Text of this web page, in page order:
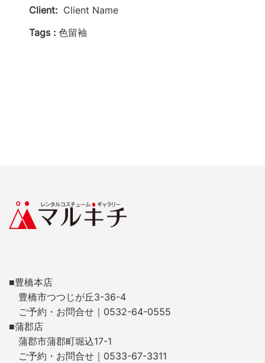
Client: Client Name
Tags : 色留袖
■豊橋本店
豊橋市つつじが丘3-36-4
ご予約・お問合せ｜0532-64-0555
■蒲郡店
蒲郡市蒲郡町堀込17-1
ご予約・お問合せ｜0533-67-3311